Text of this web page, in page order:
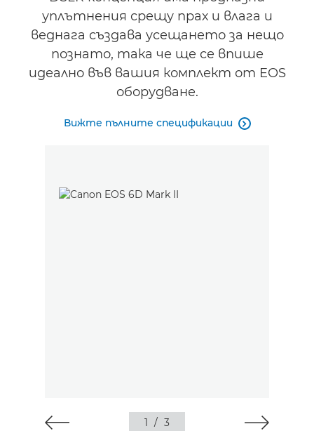
уплътнения срещу прах и влага и
веднага създава усещането за нещо
познато, така че ще се впише
идеално във вашия комплект от EOS
оборудване.
Вижте пълните спецификации 
1 / 3